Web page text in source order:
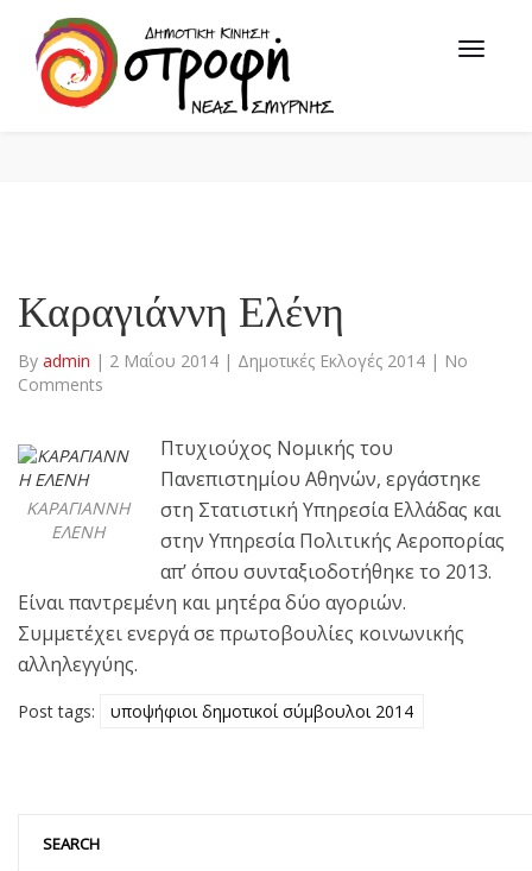
Καραγιάννη Ελένη
By admin | 2 Μαΐου 2014 | Δημοτικές Εκλογές 2014 | No
Comments
ΚΑΡΑΓΙΑΝΝΗ
ΕΛΕΝΗ
Πτυχιούχος Νομικής του
Πανεπιστημίου Αθηνών, εργάστηκε
στη Στατιστική Υπηρεσία Ελλάδας και
στην Υπηρεσία Πολιτικής Αεροπορίας
απ’ όπου συνταξιοδοτήθηκε το 2013.
Είναι παντρεμένη και μητέρα δύο αγοριών.
Συμμετέχει ενεργά σε πρωτοβουλίες κοινωνικής
αλληλεγγύης.
Post tags: υποψήφιοι δημοτικοί σύμβουλοι 2014